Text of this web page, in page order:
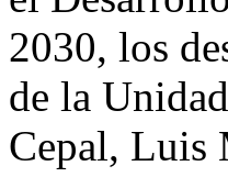
2030, los
de la
Cepal, Luis